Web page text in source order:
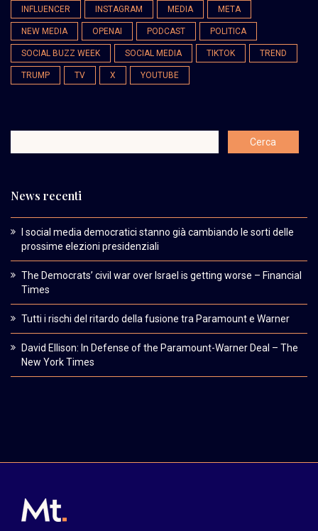
INFLUENCER INSTAGRAM MEDIA META
NEW MEDIA OPENAI PODCAST POLITICA
SOCIAL BUZZ WEEK SOCIAL MEDIA TIKTOK TREND
TRUMP TV X YOUTUBE
News recenti
I social media democratici stanno già cambiando le sorti delle
prossime elezioni presidenziali
The Democrats’ civil war over Israel is getting worse – Financial
Times
Tutti i rischi del ritardo della fusione tra Paramount e Warner
David Ellison: In Defense of the Paramount-Warner Deal – The
New York Times